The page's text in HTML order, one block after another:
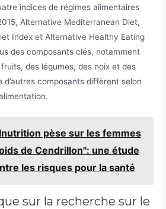
indices de régimes alimentaires
Alternative Mediterranean Diet,
Index et Alternative Healthy Eating
des composants clés, notamment
des légumes, des noix et des
d’autres composants diffèrent selon
pèse sur les femmes
de Cendrillon": une étude
les risques pour la santé
sur la recherche sur le